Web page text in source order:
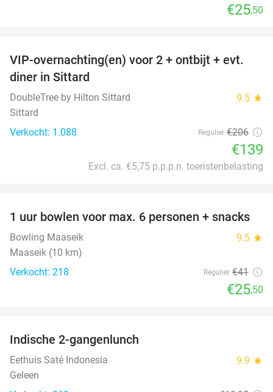
€25,50
33%
VIP-overnachting(en) voor 2 + ontbijt + evt.
diner in Sittard
DoubleTree by Hilton Sittard 9.5 star
Sittard
Verkocht: 1.088
Regulier €206
€139
Excl. ca. €5,75 p.p.p.n. toeristenbelasting
38%
1 uur bowlen voor max. 6 personen + snacks
Bowling Maaseik 9.5 star
Maaseik (10 km)
Verkocht: 218
Regulier €41
€25,50
Indische 2-gangenlunch
Eethuis Saté Indonesia 9.9 star
Geleen